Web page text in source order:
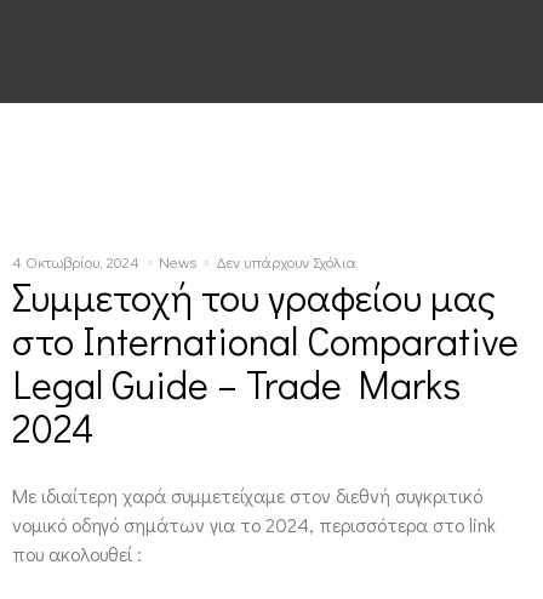
4 Οκτωβρίου, 2024 News Δεν υπάρχουν Σχόλια
Συμμετοχή του γραφείου μας
στο International Comparative
Legal Guide – Trade Marks
2024
Με ιδιαίτερη χαρά συμμετείχαμε στον διεθνή συγκριτικό
νομικό οδηγό σημάτων για το 2024, περισσότερα στο link
που ακολουθεί :